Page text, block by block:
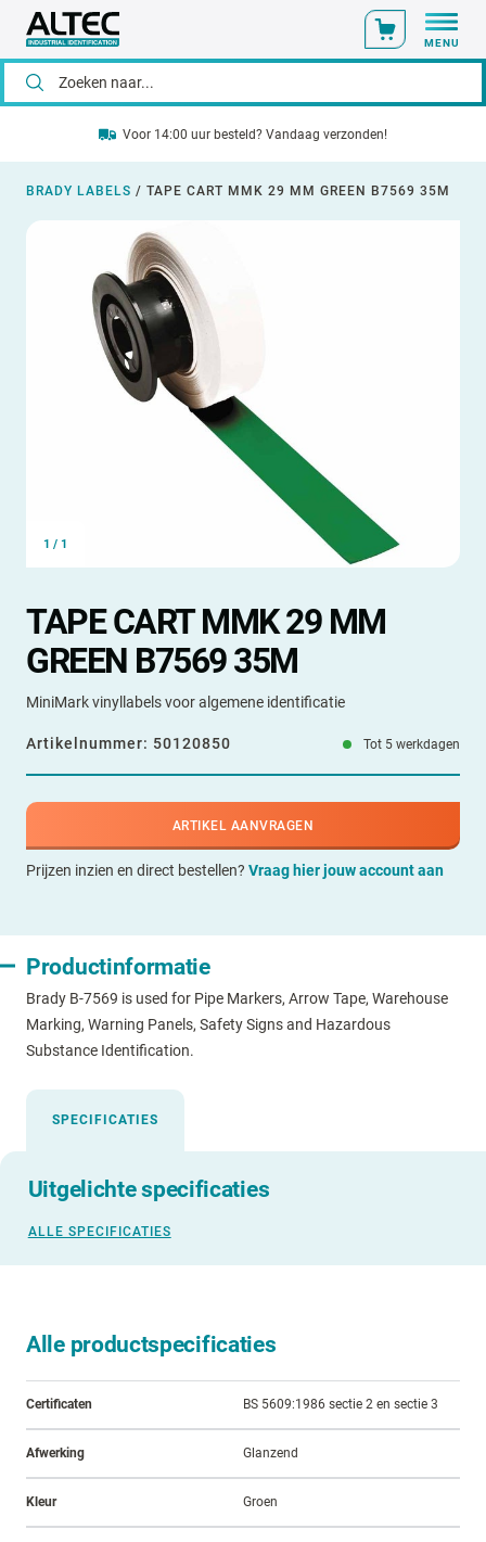
MENU
Voor 14:00 uur besteld? Vandaag verzonden!
BRADY LABELS / TAPE CART MMK 29 MM GREEN B7569 35M
1 / 1
TAPE CART MMK 29 MM
GREEN B7569 35M
MiniMark vinyllabels voor algemene identificatie
Artikelnummer: 50120850 Tot 5 werkdagen
ARTIKEL AANVRAGEN
Prijzen inzien en direct bestellen? Vraag hier jouw account aan
Productinformatie
Brady B-7569 is used for Pipe Markers, Arrow Tape, Warehouse
Marking, Warning Panels, Safety Signs and Hazardous
Substance Identification.
SPECIFICATIES
Uitgelichte specificaties
ALLE SPECIFICATIES
Alle productspecificaties
Certificaten BS 5609:1986 sectie 2 en sectie 3
Afwerking Glanzend
Kleur Groen